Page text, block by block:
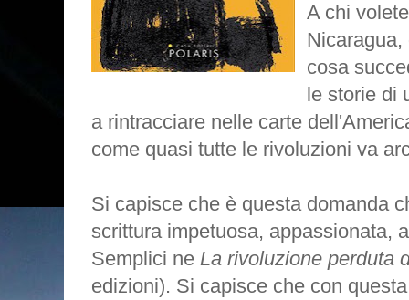
A chi
cosa
le storie di
a rintracciare nelle carte
come quasi tutte le rivoluzioni va
Si capisce che è questa domanda
scrittura impetuosa, appassionata,
Semplici ne La rivoluzione perduta
edizioni). Si capisce che con